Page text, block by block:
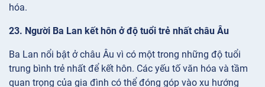
hóa.
23. Người Ba Lan kết hôn ở độ tuổi trẻ nhất châu Âu
Ba Lan nổi bật ở châu Âu vì có một trong những độ tuổi
trung bình trẻ nhất để kết hôn. Các yếu tố văn hóa và tầm
quan trọng của gia đình có thể đóng góp vào xu hướng